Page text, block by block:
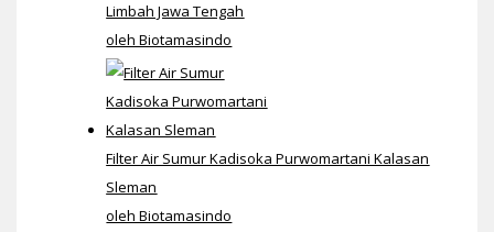
Limbah Jawa Tengah
oleh Biotamasindo
Filter Air Sumur Kadisoka Purwomartani Kalasan
Sleman
oleh Biotamasindo